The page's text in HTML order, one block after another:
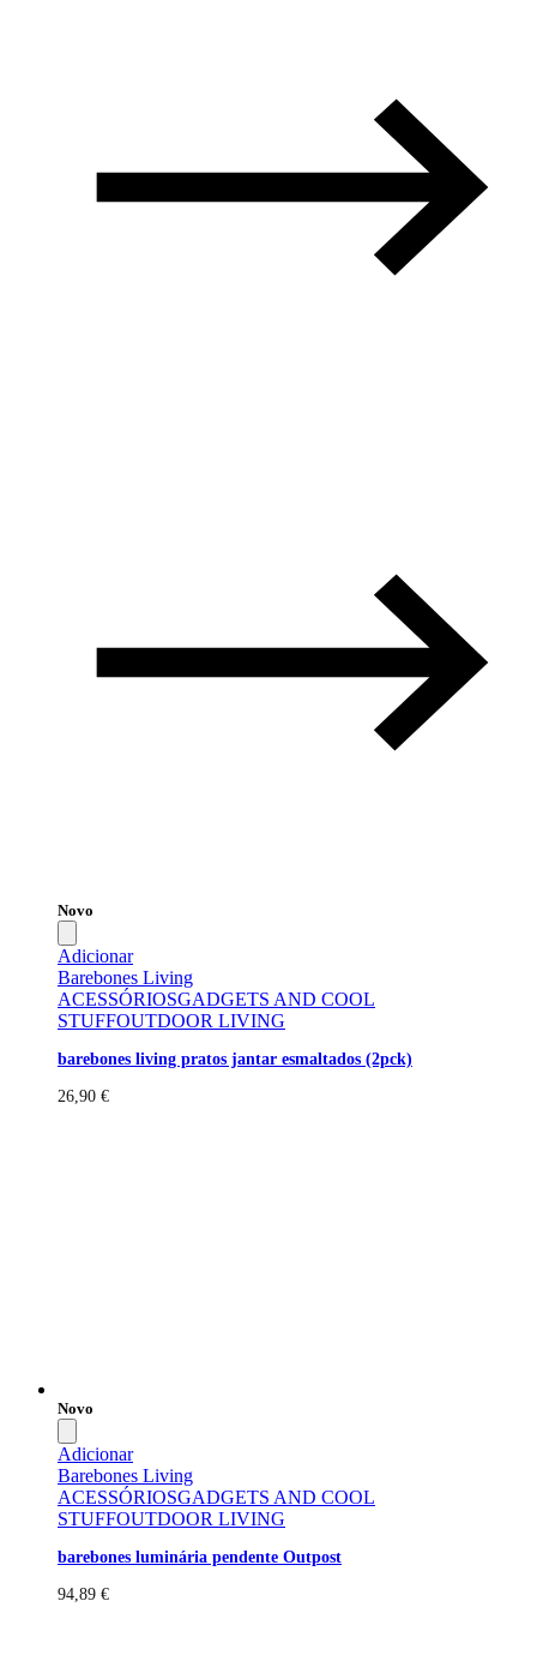
Novo
Adicionar
Barebones Living
ACESSÓRIOSGADGETS AND COOL
STUFFOUTDOOR LIVING
barebones living pratos jantar esmaltados (2pck)
26,90 €
Novo
Adicionar
Barebones Living
ACESSÓRIOSGADGETS AND COOL
STUFFOUTDOOR LIVING
barebones luminária pendente Outpost
94,89 €